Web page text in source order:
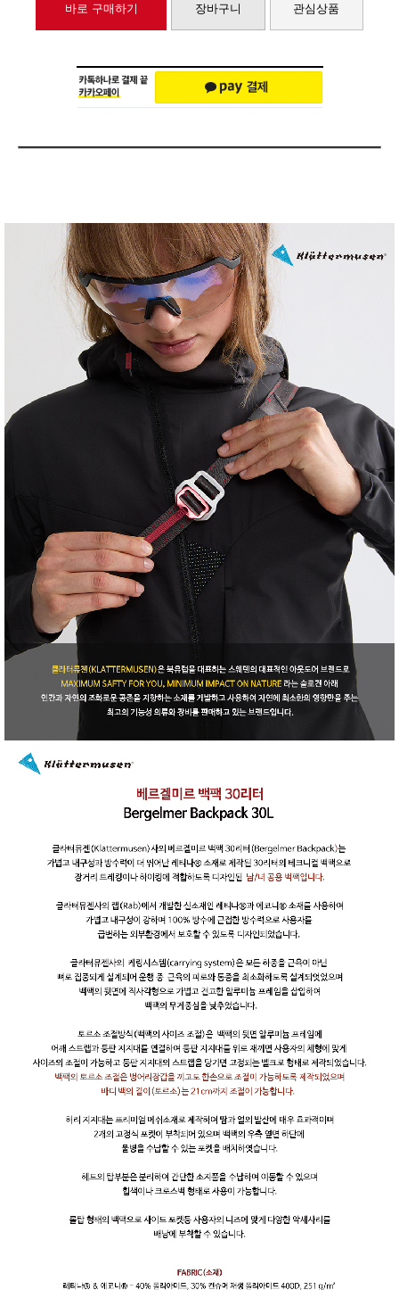
바로 구매하기 장바구니 관심상품